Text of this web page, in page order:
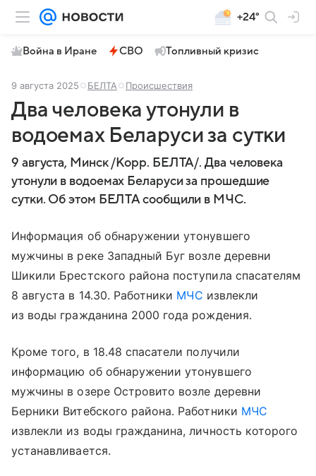
+24°
Война в Иране СВО Топливный кризис
9 августа 2025 БЕЛТА Происшествия
Два человека утонули в
водоемах Беларуси за сутки
9 августа, Минск /Корр. БЕЛТА/. Два человека
утонули в водоемах Беларуси за прошедшие
сутки. Об этом БЕЛТА сообщили в МЧС.
Информация об обнаружении утонувшего
мужчины в реке Западный Буг возле деревни
Шикили Брестского района поступила спасателям
8 августа в 14.30. Работники МЧС извлекли
из воды гражданина 2000 года рождения.
Кроме того, в 18.48 спасатели получили
информацию об обнаружении утонувшего
мужчины в озере Островито возле деревни
Берники Витебского района. Работники МЧС
извлекли из воды гражданина, личность которого
устанавливается.